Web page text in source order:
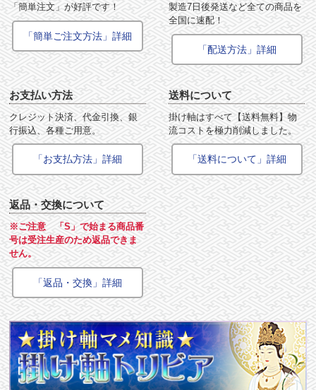
「簡単注文」が好評です！
「簡単ご注文方法」詳細
製造7日後発送など全ての商品を
全国に速配！
「配送方法」詳細
お支払い方法
クレジット決済、代金引換、銀
行振込、各種ご用意。
「お支払方法」詳細
送料について
掛け軸はすべて【送料無料】物
流コストを極力削減しました。
「送料について」詳細
返品・交換について
※ご注意 「S」で始まる商品番
号は受注生産のため返品できま
せん。
「返品・交換」詳細